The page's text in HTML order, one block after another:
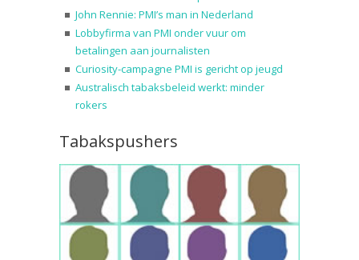
John Rennie: PMI’s man in Nederland
Lobbyfirma van PMI onder vuur om
betalingen aan journalisten
Curiosity-campagne PMI is gericht op jeugd
Australisch tabaksbeleid werkt: minder
rokers
Tabakspushers